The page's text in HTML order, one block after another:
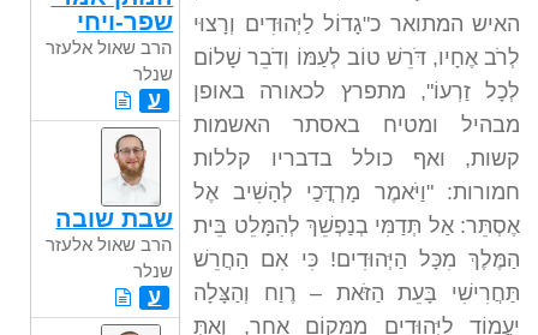
האיש המתואר כ"גָדוֹל לַיְּהוּדִים וְרָצוּי
לְרֹב אֶחָיו, דֹּרֵשׁ טוֹב לְעַמּוֹ וְדֹבֵר שָׁלוֹם
לְכָל זַרְעוֹ", מתפרץ לכאורה באופן
מבהיל ומטיח באסתר האשמות
קשות, ואף כולל בדבריו קללות
חמורות: "וַיֹּאמֶר מָרְדֳּכַי לְהָשִׁיב אֶל
אֶסְתֵּר: אַל תְּדַמִּי בְנַפְשֵׁךְ לְהִמָּלֵט בֵּית
הַמֶּלֶךְ מִכָּל הַיְּהוּדִים! כִּי אִם הַחֲרֵשׁ
תַּחֲרִישִׁי בָּעֵת הַזֹּאת – רֶוַח וְהַצָּלָה
יַעֲמוֹד לַיְּהוּדִים מִמָּקוֹם אַחֵר, וְאַתְּ
שפר-ויחי
הרב שאול אלעזר
שנלר
ע
שבת שובה
הרב שאול אלעזר
שנלר
ע